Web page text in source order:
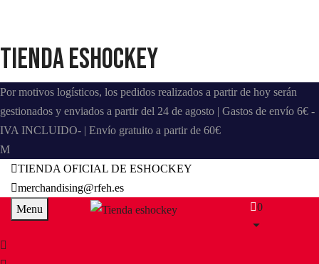
Tienda eshockey
Por motivos logísticos, los pedidos realizados a partir de hoy serán
gestionados y enviados a partir del 24 de agosto | Gastos de envío 6€ -
IVA INCLUIDO- | Envío gratuito a partir de 60€
TIENDA OFICIAL DE ESHOCKEY
merchandising@rfeh.es
Menu
0